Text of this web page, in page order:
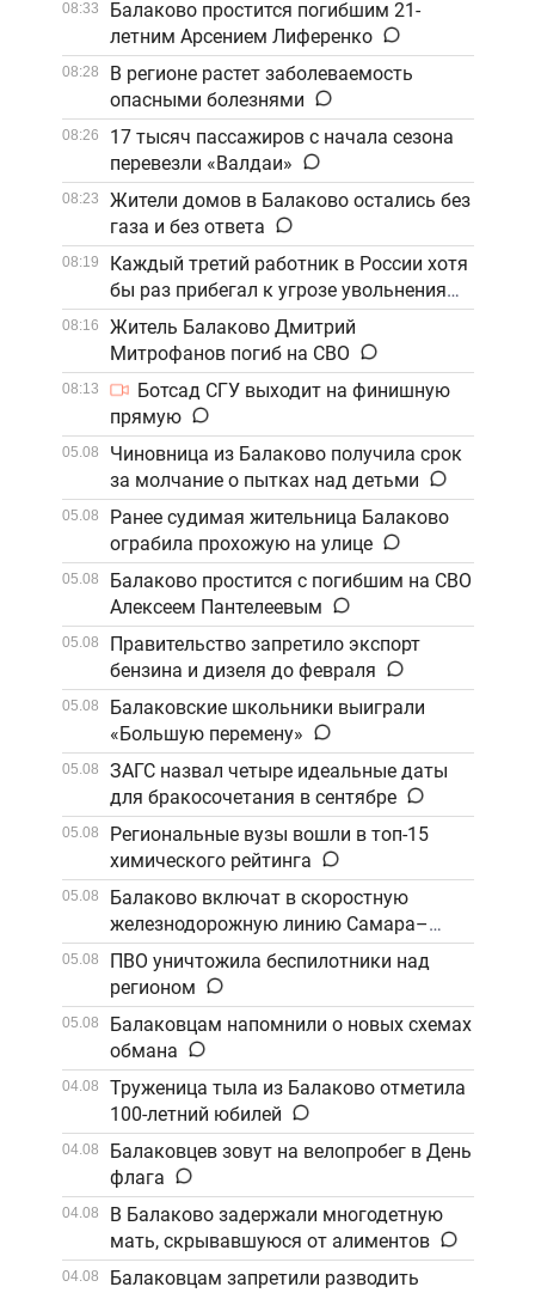
08:33
Балаково простится погибшим 21-
летним Арсением Лиференко
08:28
В регионе растет заболеваемость
опасными болезнями
08:26
17 тысяч пассажиров с начала сезона
перевезли «Валдаи»
08:23
Жители домов в Балаково остались без
газа и без ответа
08:19
Каждый третий работник в России хотя
бы раз прибегал к угрозе увольнения
08:16
Житель Балаково Дмитрий
Митрофанов погиб на СВО
08:13
Ботсад СГУ выходит на финишную
прямую
05.08
Чиновница из Балаково получила срок
за молчание о пытках над детьми
05.08
Ранее судимая жительница Балаково
ограбила прохожую на улице
05.08
Балаково простится с погибшим на СВО
Алексеем Пантелеевым
05.08
Правительство запретило экспорт
бензина и дизеля до февраля
05.08
Балаковские школьники выиграли
«Большую перемену»
05.08
ЗАГС назвал четыре идеальные даты
для бракосочетания в сентябре
05.08
Региональные вузы вошли в топ-15
химического рейтинга
05.08
Балаково включат в скоростную
железнодорожную линию Самара–
Саратов
05.08
ПВО уничтожила беспилотники над
регионом
05.08
Балаковцам напомнили о новых схемах
обмана
04.08
Труженица тыла из Балаково отметила
100-летний юбилей
04.08
Балаковцев зовут на велопробег в День
флага
04.08
В Балаково задержали многодетную
мать, скрывавшуюся от алиментов
04.08
Балаковцам запретили разводить